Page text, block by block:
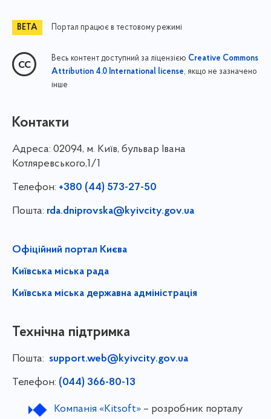
Портал працює в тестовому режимі
Весь контент доступний за ліцензією Creative Commons
Attribution 4.0 International license, якщо не зазначено
інше
Контакти
Адреса: 02094, м. Київ, бульвар Івана
Котляревського,1/1
Телефон: +380 (44) 573-27-50
Пошта: rda.dniprovska@kyivcity.gov.ua
Офіційний портал Києва
Київська міська рада
Київська міська державна адміністрація
Технічна підтримка
Пошта: support.web@kyivcity.gov.ua
Телефон: (044) 366-80-13
Компанія «Kitsoft»– розробник порталу